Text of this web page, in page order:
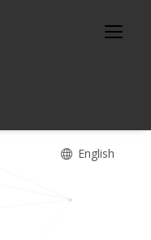
English